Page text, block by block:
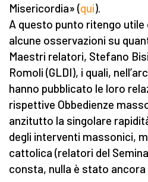
Misericordia» (qui).
A questo punto ritengo
alcune osservazioni su
Maestri relatori, Stefano Bisi
Romoli (GLDI), i quali,
hanno pubblicato le loro
rispettive Obbedienze
anzitutto la singolare
degli interventi massonici,
cattolica (relatori del
consta, nulla è stato